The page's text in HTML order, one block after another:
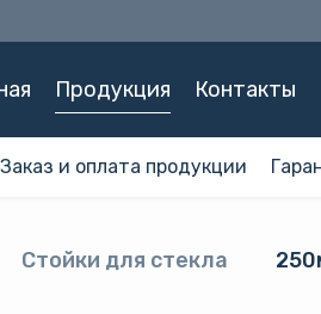
Продукция Контакты
Заказ и оплата продукции
Стойки для стекла